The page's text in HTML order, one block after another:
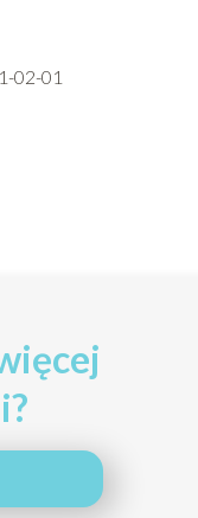
02-01